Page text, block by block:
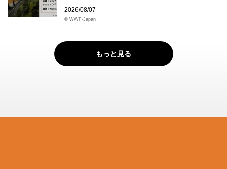
2026/08/07
© WWF-Japan
もっと見る